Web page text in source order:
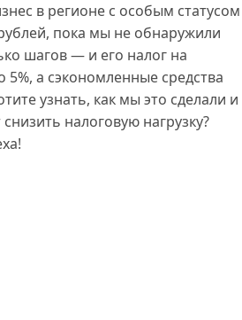
в регионе с особым статусом
пока мы не обнаружили
шагов — и его налог на
5%, а сэкономленные средства
узнать, как мы это сделали и
налоговую нагрузку?